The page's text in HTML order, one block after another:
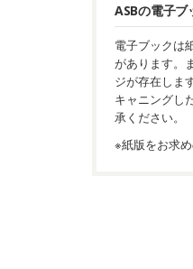
ASBの電子ブ
電子ブックは
があります。
ジが存在しま
キャニングし
承ください。
※紙版をお求